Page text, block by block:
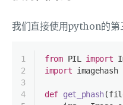
我们直接使用python的第
1
2
3
4
from PIL import
import imagehash
def get_phash(